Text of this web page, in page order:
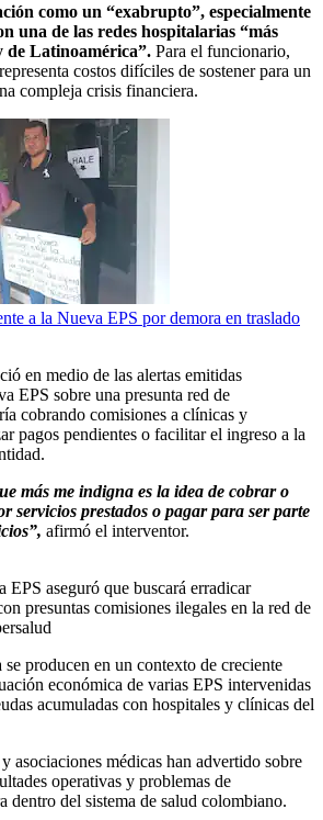
como un “exabrupto”, especialmente
una de las redes hospitalarias “más
de Latinoamérica”. Para el funcionario,
costos difíciles de sostener para un
compleja crisis financiera.
a la Nueva EPS por demora en traslado
en medio de las alertas emitidas
EPS sobre una presunta red de
cobrando comisiones a clínicas y
pagos pendientes o facilitar el ingreso a la
más me indigna es la idea de cobrar o
servicios prestados o pagar para ser parte
afirmó el interventor.
aseguró que buscará erradicar
presuntas comisiones ilegales en la red de
producen en un contexto de creciente
económica de varias EPS intervenidas
acumuladas con hospitales y clínicas del
asociaciones médicas han advertido sobre
operativas y problemas de
dentro del sistema de salud colombiano.